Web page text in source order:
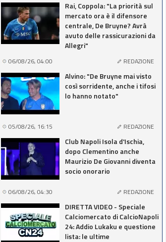
Rai, Coppola: "La priorità sul
mercato ora è il difensore
centrale, De Bruyne? Avrà
avuto delle rassicurazioni da
Allegri"
06/08/26, 04:00 REDAZIONE
Alvino: "De Bruyne mai visto
così sorridente, anche i tifosi
lo hanno notato"
05/08/26, 16:15 REDAZIONE
Club Napoli Isola d'Ischia,
dopo Clementino anche
Maurizio De Giovanni diventa
socio onorario
06/08/26, 04:30 REDAZIONE
DIRETTA VIDEO - Speciale
Calciomercato di CalcioNapoli
24: Addio Lukaku e questione
lista: le ultime